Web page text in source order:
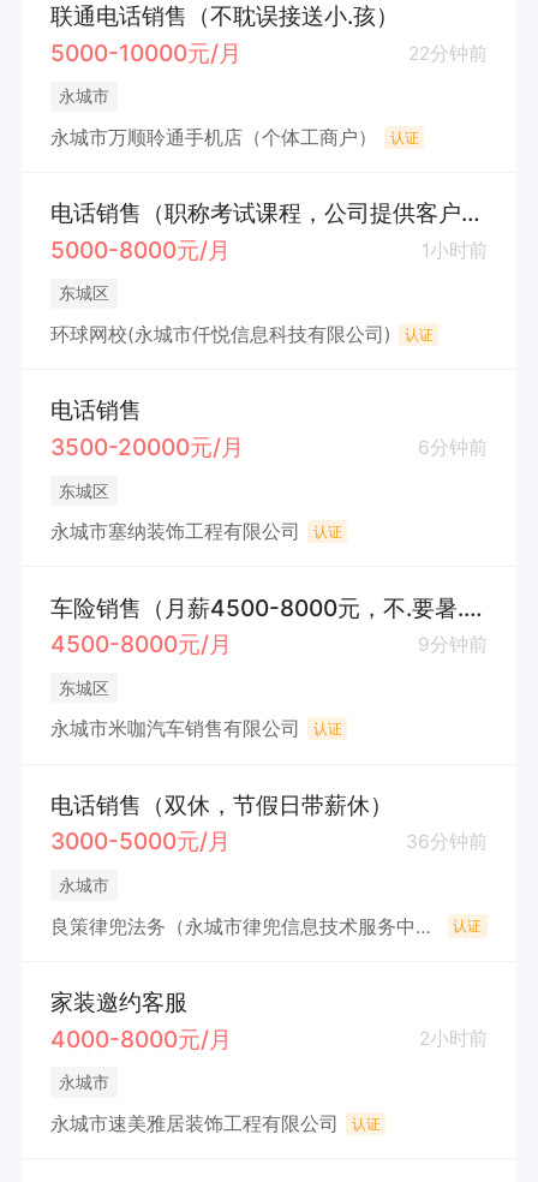
联通电话销售（不耽误接送小.孩）
5000-10000元/月
22分钟前
永城市
永城市万顺聆通手机店（个体工商户） 认证
电话销售（职称考试课程，公司提供客户资源）
5000-8000元/月
1小时前
东城区
环球网校(永城市仟悦信息科技有限公司) 认证
电话销售
3500-20000元/月
6分钟前
东城区
永城市塞纳装饰工程有限公司 认证
车险销售（月薪4500-8000元，不.要暑.假.工）
4500-8000元/月
9分钟前
东城区
永城市米咖汽车销售有限公司 认证
电话销售（双休，节假日带薪休）
3000-5000元/月
36分钟前
永城市
良策律兜法务（永城市律兜信息技术服务中心(个体工商户) 认证
家装邀约客服
4000-8000元/月
2小时前
永城市
永城市速美雅居装饰工程有限公司 认证